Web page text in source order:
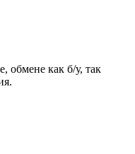
обмене как б/у, так